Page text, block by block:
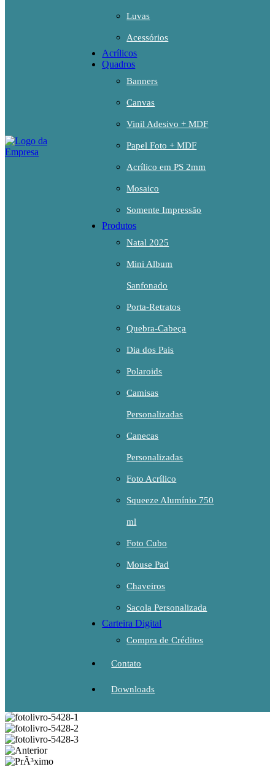
Luvas
Acessórios
Acrílicos
Quadros
Banners
Canvas
Vinil Adesivo + MDF
Papel Foto + MDF
Acrílico em PS 2mm
Mosaico
Somente Impressão
Produtos
Natal 2025
Mini Album
Sanfonado
Porta-Retratos
Quebra-Cabeça
Dia dos Pais
Polaroids
Camisas
Personalizadas
Canecas
Personalizadas
Foto Acrílico
Squeeze Alumínio 750
ml
Foto Cubo
Mouse Pad
Chaveiros
Sacola Personalizada
Carteira Digital
Compra de Créditos
Contato
Downloads